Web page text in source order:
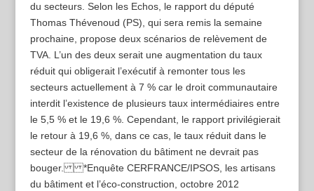
du secteurs. Selon les Echos, le rapport du député
Thomas Thévenoud (PS), qui sera remis la semaine
prochaine, propose deux scénarios de relèvement de
TVA. L’un des deux serait une augmentation du taux
réduit qui obligerait l’exécutif à remonter tous les
secteurs actuellement à 7 % car le droit communautaire
interdit l’existence de plusieurs taux intermédiaires entre
le 5,5 % et le 19,6 %. Cependant, le rapport privilégierait
le retour à 19,6 %, dans ce cas, le taux réduit dans le
secteur de la rénovation du bâtiment ne devrait pas
bouger. *Enquête CERFRANCE/IPSOS, les artisans
du bâtiment et l’éco-construction, octobre 2012